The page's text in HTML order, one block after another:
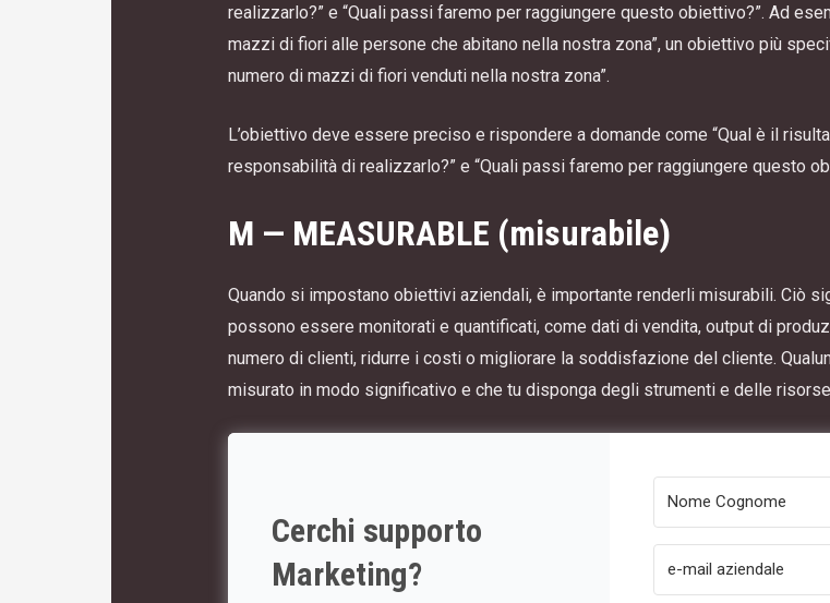
realizzarlo?” e “Quali passi faremo per raggiungere questo obiettivo?”. Ad
mazzi di fiori alle persone che abitano nella nostra zona”, un obiettivo più
numero di mazzi di fiori venduti nella nostra zona”.
L’obiettivo deve essere preciso e rispondere a domande come “Qual è il
responsabilità di realizzarlo?” e “Quali passi faremo per raggiungere questo
M — MEASURABLE (misurabile)
Quando si impostano obiettivi aziendali, è importante renderli misurabili. Ciò
possono essere monitorati e quantificati, come dati di vendita, output di
numero di clienti, ridurre i costi o migliorare la soddisfazione del cliente.
misurato in modo significativo e che tu disponga degli strumenti e delle
Cerchi supporto
Marketing?